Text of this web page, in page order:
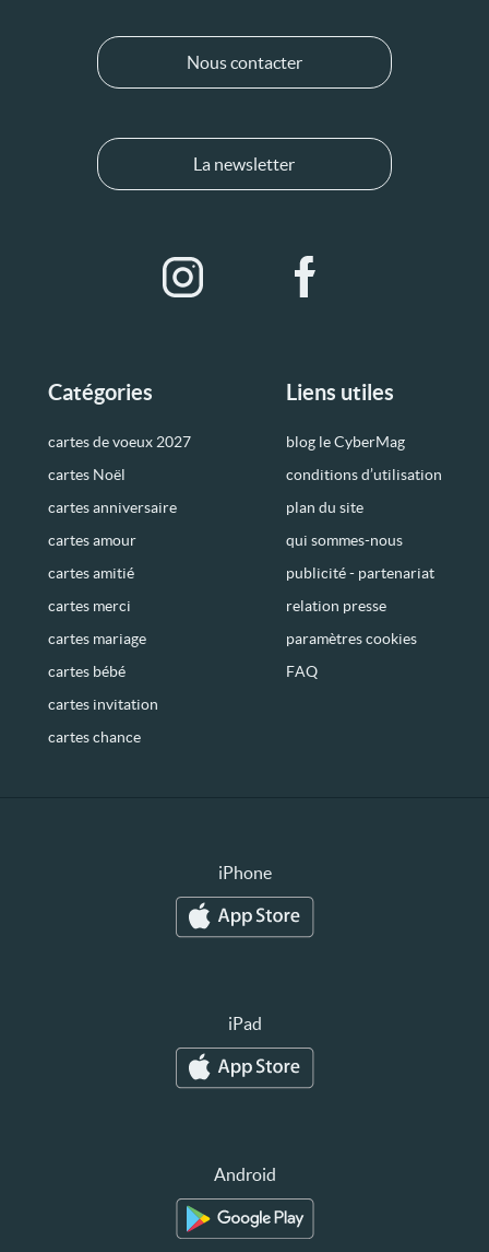
Catégories
cartes de voeux 2027
cartes Noël
cartes anniversaire
cartes amour
cartes amitié
cartes merci
cartes mariage
cartes bébé
cartes invitation
cartes chance
Liens utiles
blog le CyberMag
conditions d’utilisation
plan du site
qui sommes-nous
publicité - partenariat
relation presse
paramètres cookies
FAQ
Nous contacter
La newsletter
iPhone
iPad
Android